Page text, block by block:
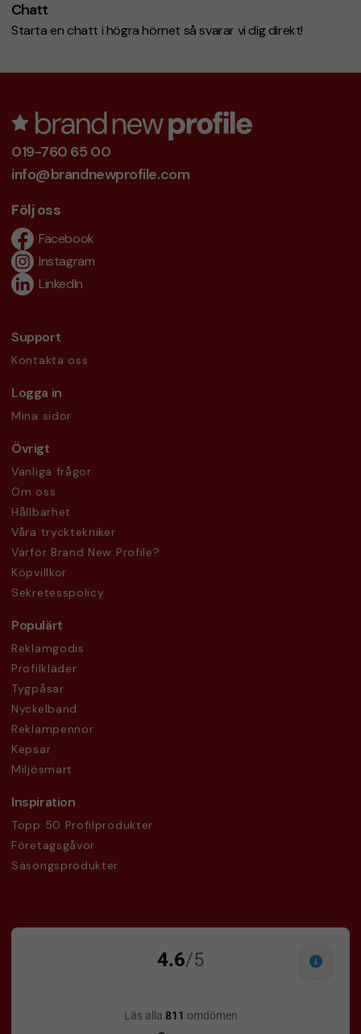
Chatt
Starta en chatt i högra hörnet så svarar vi dig direkt!
019-760 65 00
info@brandnewprofile.com
Följ oss
Facebook
Instagram
LinkedIn
Support
Kontakta oss
Logga in
Mina sidor
Övrigt
Vanliga frågor
Om oss
Hållbarhet
Våra trycktekniker
Varför Brand New Profile?
Köpvillkor
Sekretesspolicy
Populärt
Reklamgodis
Profilkläder
Tygpåsar
Nyckelband
Reklampennor
Kepsar
Miljösmart
Inspiration
Topp 50 Profilprodukter
Företagsgåvor
Säsongsprodukter